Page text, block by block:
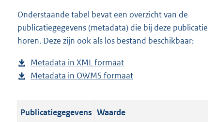
l
o
a
p
u
l
a
n
d
g
r
o
Onderstaande tabel bevat een overzicht van de
publicatiegegevens (metadata) die bij deze publicatie
horen. Deze zijn ook als los bestand beschikbaar:
Metadata in XML formaat
e
a
Metadata in OWMS formaat
Publicatiegegevens Waarde